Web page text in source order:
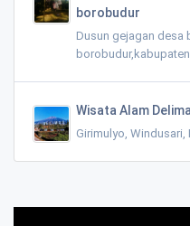
borobudur
Dusun gejagan desa
Wisata Alam
Girimulyo, Windusari,